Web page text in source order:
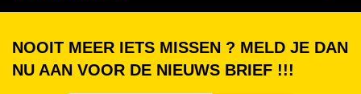
NOOIT MEER IETS MISSEN ? MELD JE DAN
NU AAN VOOR DE NIEUWS BRIEF !!!